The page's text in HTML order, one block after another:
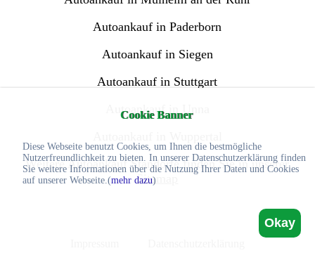
Cookie Banner
Diese Webseite benutzt Cookies, um Ihnen die bestmögliche
Nutzerfreundlichkeit zu bieten. In unserer Datenschutzerklärung finden
Sie weitere Informationen über die Nutzung Ihrer Daten und Cookies
auf unserer Webseite.(mehr dazu)
Okay
Autoankauf in Paderborn
Autoankauf in Siegen
Autoankauf in Stuttgart
Autoankauf in Unna
Weitere Autoankauf Standorte finden Sie in unserer
Sitemap